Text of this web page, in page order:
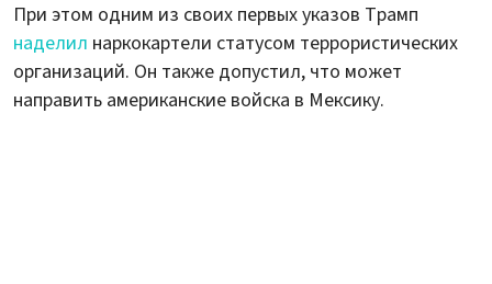
При этом одним из своих первых указов Трамп
наделил наркокартели статусом террористических
организаций. Он также допустил, что может
направить американские войска в Мексику.